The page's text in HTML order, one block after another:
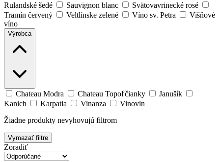
Rulandské šedé
Sauvignon blanc
Svätovavrinecké rosé
Tramín červený
Veltlínske zelené Víno sv. Petra
Višňové
víno
Výrobca
Chateau Modra Chateau Topoľčianky
Janušík
Kanich
Karpatia Vinanza
Vinovin
Žiadne produkty nevyhovujú filtrom
Vymazať filtre
Zoradiť